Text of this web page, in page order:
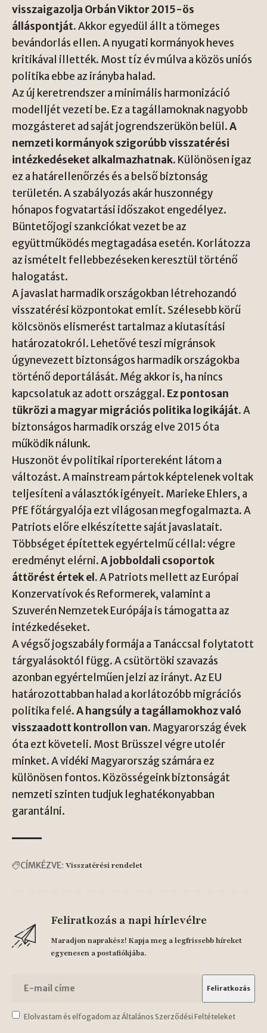
visszaigazolja Orbán Viktor 2015-ös
álláspontját.Akkor egyedül állt a tömeges
bevándorlás ellen. A nyugati kormányok heves
kritikával illették. Most tíz év múlva a közös uniós
politika ebbe az irányba halad.
Az új keretrendszer a minimális harmonizáció
modelljét vezeti be. Ez a tagállamoknak nagyobb
mozgásteret ad saját jogrendszerükön belül.A
nemzeti kormányok szigorúbb visszatérési
intézkedéseket alkalmazhatnak. Különösen igaz
ez a határellenőrzés és a belső biztonság
területén. A szabályozás akár huszonnégy
hónapos fogvatartási időszakot engedélyez.
Büntetőjogi szankciókat vezet be az
együttműködés megtagadása esetén. Korlátozza
az ismételt fellebbezéseken keresztül történő
halogatást.
A javaslat harmadik országokban létrehozandó
visszatérési központokat említ. Szélesebb körű
kölcsönös elismerést tartalmaz a kiutasítási
határozatokról. Lehetővé teszi migránsok
úgynevezett biztonságos harmadik országokba
történő deportálását. Még akkor is, ha nincs
kapcsolatuk az adott országgal. Ez pontosan
tükrözi a magyar migrációs politika logikáját.A
biztonságos harmadik ország elve 2015 óta
működik nálunk.
Huszonöt év politikai riportereként látom a
változást. A mainstream pártok képtelenek voltak
teljesíteni a választók igényeit. Marieke Ehlers, a
PfE főtárgyalója ezt világosan megfogalmazta. A
Patriots előre elkészítette saját javaslatait.
Többséget építettek egyértelmű céllal: végre
eredményt elérni.A jobboldali csoportok
áttörést értek el.A Patriots mellett az Európai
Konzervatívok és Reformerek, valamint a
Szuverén Nemzetek Európája is támogatta az
intézkedéseket.
A végső jogszabály formája a Tanáccsal folytatott
tárgyalásoktól függ. A csütörtöki szavazás
azonban egyértelműen jelzi az irányt. Az EU
határozottabban halad a korlátozóbb migrációs
politika felé.A hangsúly a tagállamokhoz való
visszaadott kontrollon van. Magyarország évek
óta ezt követeli. Most Brüsszel végre utolér
minket. A vidéki Magyarország számára ez
különösen fontos. Közösségeink biztonságát
nemzeti szinten tudjuk leghatékonyabban
garantálni.
CÍMKÉZVE: Visszatérési rendelet
Feliratkozás a napi hírlevélre
Maradjon naprakész! Kapja meg a legfrissebb híreket
egyenesen a postafiókjába.
Elolvastam és elfogadom az Általános Szerződési Feltételeket